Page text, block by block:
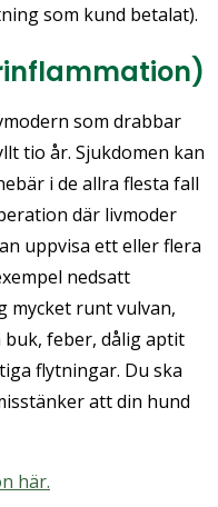
som kund betalat).
som drabbar
tio år. Sjukdomen kan
i de allra flesta fall
där livmoder
uppvisa ett eller flera
nedsatt
mycket runt vulvan,
feber, dålig aptit
flytningar. Du ska
att din hund
här.